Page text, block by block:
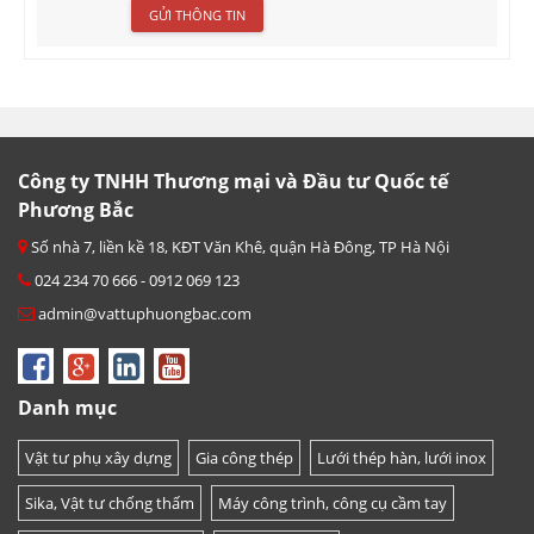
Công ty TNHH Thương mại và Đầu tư Quốc tế
Phương Bắc
Số nhà 7, liền kề 18, KĐT Văn Khê, quận Hà Đông, TP Hà Nội
024 234 70 666 - 0912 069 123
admin@vattuphuongbac.com
Danh mục
Vật tư phụ xây dựng Gia công thép Lưới thép hàn, lưới inox
Sika, Vật tư chống thấm Máy công trình, công cụ cầm tay